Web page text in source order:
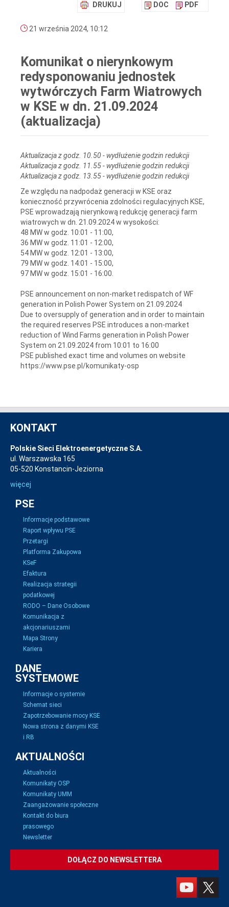
DRUKUJ DOC PDF
21 września 2024, 10:12
Komunikat o nierynkowym
redysponowaniu jednostek
wytwórczych Farm Wiatrowych
w KSE w dn. 21.09.2024
(aktualizacja)
Aktualizacja z godz. 10.50 - wydłużenie godzin redukcji
Aktualizacja z godz. 11.55 - wydłużenie godzin redukcji
Aktualizacja z godz. 13.55 - wydłużenie godzin redukcji
Ze względu na nadpodaż generacji w KSE oraz
konieczność przywrócenia zdolności regulacyjnych KSE,
PSE wprowadzają nierynkową redukcję generacji farm
wiatrowych w dn. 21.09.2024 w wysokości:
48 MW w godz. 10:01 - 11:00,
36 MW w godz. 11:01 - 12:00,
54 MW w godz. 12:01 - 13:00,
79 MW w godz. 14:01 - 15:00,
97 MW w godz. 15:01 - 16:00.
PSE announcement on non-market redispatch of WF
generation in Polish Power System on 21.09.2024
Due to oversupply of generation and in order to maintain
the required reserves PSE introduces a non-market
reduction of Wind Farms generation in Polish Power
System on 21.09.2024 from 10:01 to 16:00
PSE published exact time and volumes on website
https://www.pse.pl/komunikaty-osp
KONTAKT
Polskie Sieci Elektroenergetyczne S.A.
ul. Warszawska 165
05-520 Konstancin-Jeziorna
więcej
PSE
Informacje podstawowe
Raport wpływu PSE
Przetargi
Platforma Zakupowa
KSeF
Efaktura
Realizacja strategii
podatkowej
RODO – Dane Osobowe
Komunikacja z
akcjonariuszami
Mapa Strony
Kariera
DANE
SYSTEMOWE
Informacje o systemie
Schemat sieci
Zapotrzebowanie mocy KSE
Nowa strona z danymi KSE
i RB
AKTUALNOŚCI
Aktualności
Komunikaty OSP
Komunikaty UMM
Zaangażowanie społeczne
Kontakt do biura
prasowego
Newsletter
DOŁĄCZ DO NEWSLETTERA